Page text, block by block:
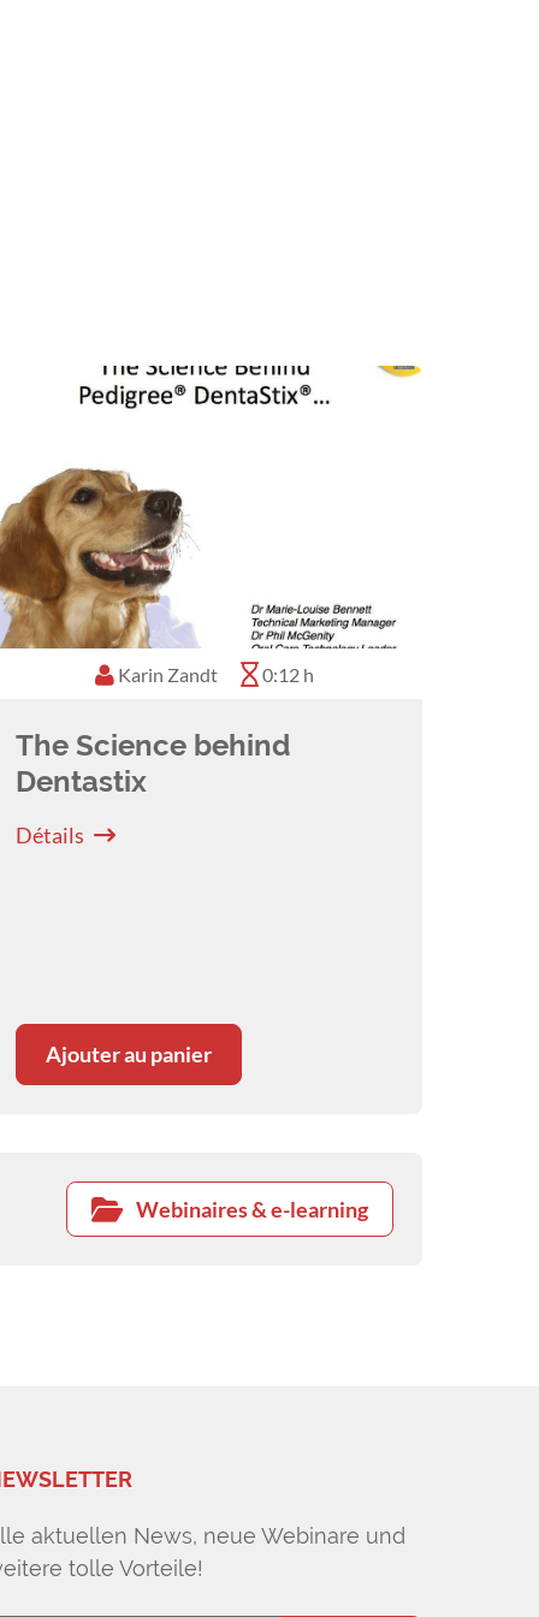
Karin Zandt 0:12 h
The Science behind
Dentastix
Détails
Ajouter au panier
Webinaires & e-learning
aktuellen News, neue Webinare und
tolle Vorteile!